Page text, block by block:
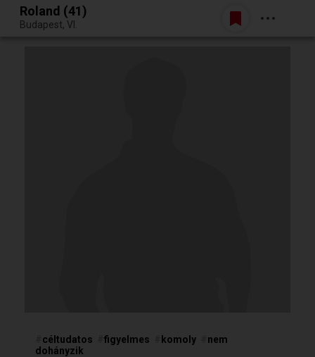
Egy jó randiból bármi lehet.
Belépés
Roland (41)
Budapest, VI.
céltudatos figyelmes komoly
nem
dohányzik